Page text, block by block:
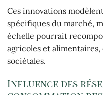
Ces innovations
spécifiques du marché,
échelle pourrait
agricoles et
sociétales.
Influence des